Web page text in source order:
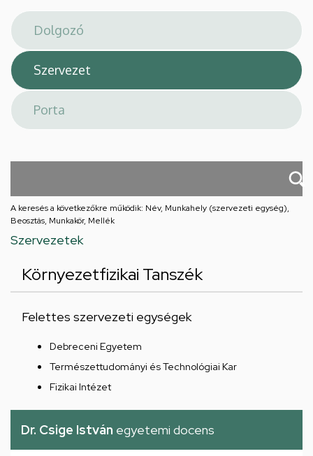
hely
A keresés a következőkre működik: Név, Munkahely (szervezeti egység),
Beosztás, Munkakör, Mellék
Szervezetek
Környezetfizikai Tanszék
Felettes szervezeti egységek
Debreceni Egyetem
Természettudományi és Technológiai Kar
Fizikai Intézet
Dr. Csige István egyetemi docens